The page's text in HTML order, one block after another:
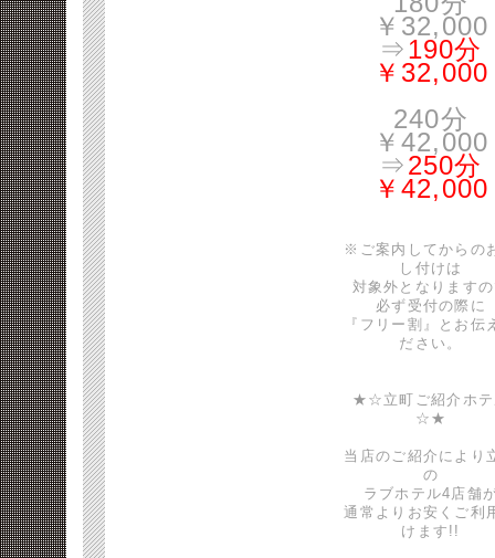
￥32,000
⇒190分
￥32,000
240分
￥42,000
⇒250分
￥42,000
※ご案内してからの
し付けは
対象外となります
必ず受付の際に
『フリー割』とお伝
ださい。
★☆立町ご紹介ホ
☆★
当店のご紹介により
の
ラブホテル4店舗
通常よりお安くご利
けます!!